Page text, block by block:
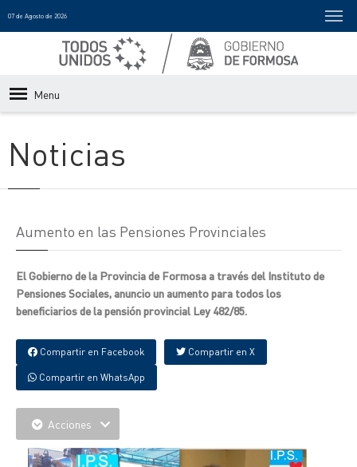
07 de Agosto de 2026
Menu
Noticias
Aumento en las Pensiones Provinciales
El Gobierno de la Provincia de Formosa a través del Instituto de
Pensiones Sociales, anuncio un aumento para todos los
beneficiarios de la pensión provincial Ley 482/85.
Compartir en Facebook Compartir en X
Compartir en WhatsApp
Acciones